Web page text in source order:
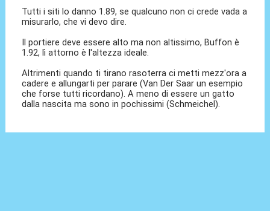
Tutti i siti lo danno 1.89, se qualcuno non ci crede vada a
misurarlo, che vi devo dire.
Il portiere deve essere alto ma non altissimo, Buffon è
1.92, lì attorno è l'altezza ideale.
Altrimenti quando ti tirano rasoterra ci metti mezz'ora a
cadere e allungarti per parare (Van Der Saar un esempio
che forse tutti ricordano). A meno di essere un gatto
dalla nascita ma sono in pochissimi (Schmeichel).